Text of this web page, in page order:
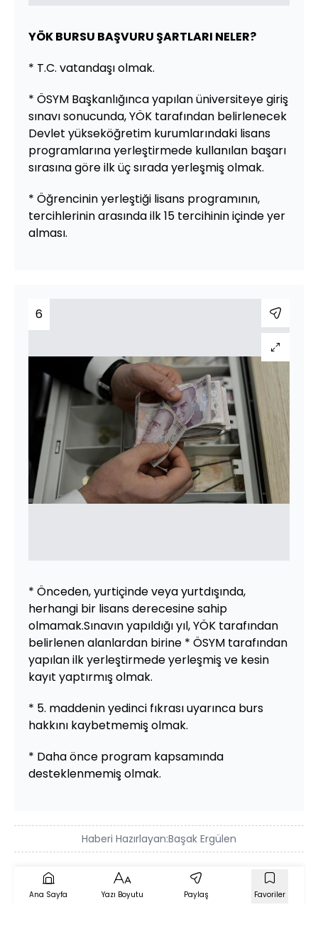
YÖK BURSU BAŞVURU ŞARTLARI NELER?
* T.C. vatandaşı olmak.
* ÖSYM Başkanlığınca yapılan üniversiteye giriş
sınavı sonucunda, YÖK tarafından belirlenecek
Devlet yükseköğretim kurumlarındaki lisans
programlarına yerleştirmede kullanılan başarı
sırasına göre ilk üç sırada yerleşmiş olmak.
* Öğrencinin yerleştiği lisans programının,
tercihlerinin arasında ilk 15 tercihinin içinde yer
alması.
6
* Önceden, yurtiçinde veya yurtdışında,
herhangi bir lisans derecesine sahip
olmamak.Sınavın yapıldığı yıl, YÖK tarafından
belirlenen alanlardan birine * ÖSYM tarafından
yapılan ilk yerleştirmede yerleşmiş ve kesin
kayıt yaptırmış olmak.
* 5. maddenin yedinci fıkrası uyarınca burs
hakkını kaybetmemiş olmak.
* Daha önce program kapsamında
desteklenmemiş olmak.
Haberi Hazırlayan:Başak Ergülen
Ana Sayfa Yazı Boyutu Paylaş Favoriler